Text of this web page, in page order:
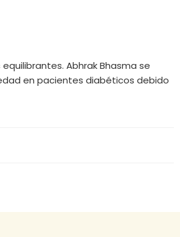
Abhrak Bhasma se
en pacientes diabéticos debido